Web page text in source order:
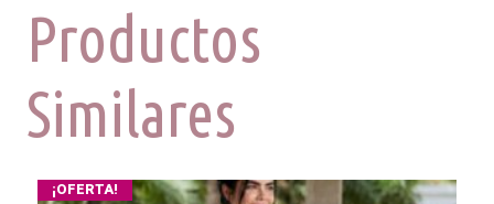
Productos
Similares
¡OFERTA!